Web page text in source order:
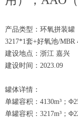
产品类型：环氧拼装罐
3217*1套+好氧池/MBR
建设地点：浙江 嘉兴
建设时间：2023.09
罐体详情：
单罐容积：4130m³；
单罐容积：3217m³；